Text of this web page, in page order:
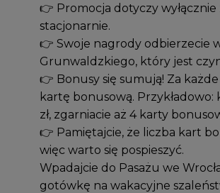
👉 Promocja dotyczy
stacjonarnie.
👉 Swoje nagrody odbierzecie
Grunwaldzkiego, który jest
👉 Bonusy się sumują! Za
kartę bonusową.
zł, zgarniacie aż 4 karty
👉 Pamiętajcie, że liczba kart
więc warto się pospieszyć.
Wpadajcie do Pasażu we
gotówkę na wakacyjne